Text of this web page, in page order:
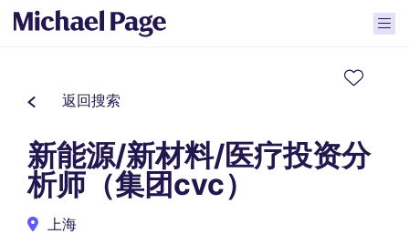
返回搜索
新能源/新材料/医疗投资分
析师（集团cvc）
上海